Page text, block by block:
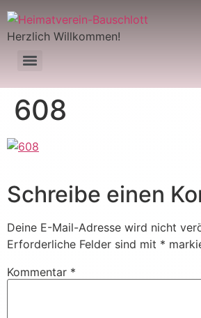
Herzlich Willkommen!
608
Schreibe einen
Deine E-Mail-Adresse wird nicht
Erforderliche Felder sind mit *
Kommentar *